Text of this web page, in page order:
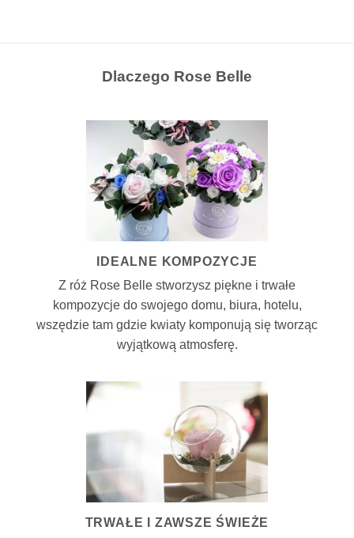
Dlaczego Rose Belle
IDEALNE KOMPOZYCJE
Z róż Rose Belle stworzysz piękne i trwałe
kompozycje do swojego domu, biura, hotelu,
wszędzie tam gdzie kwiaty komponują się tworząc
wyjątkową atmosferę.
TRWAŁE I ZAWSZE ŚWIEŻE